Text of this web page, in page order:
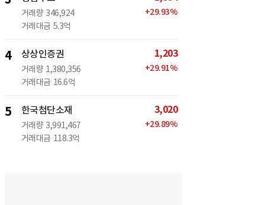
거래량 346,924
거래대금 5.3억
+29.93%
4 상상인증권
거래량 1,380,356
거래대금 16.6억
1,203
+29.91%
5 한국첨단소재
거래량 3,991,467
거래대금 118.3억
3,020
+29.89%